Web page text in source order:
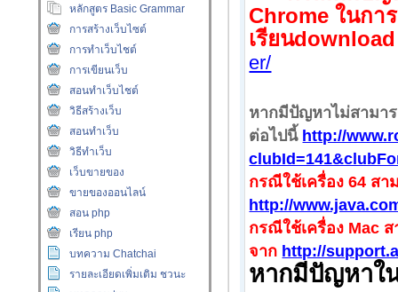
หลักสูตร Basic Grammar
การสร้างเว็บไซต์
การทำเว็บไชต์
การเขียนเว็บ
สอนทำเว็บไชต์
วิธีสร้างเว็บ
สอนทำเว็บ
วิธีทำเว็บ
เว็บขายของ
ขายของออนไลน์
สอน php
เรียน php
บทความ Chatchai
รายละเอียดเพิ่มเติม ชวนะ
Chromeในกา
เรียน
er/
หากมีปัญหาไม่สามา
ต่อไปนี้ http://
กรณีใช้เครื่อง 64 สา
http://
กรณีใช้เครื่อง Mac
จาก http://
หากมีปัญหาใ